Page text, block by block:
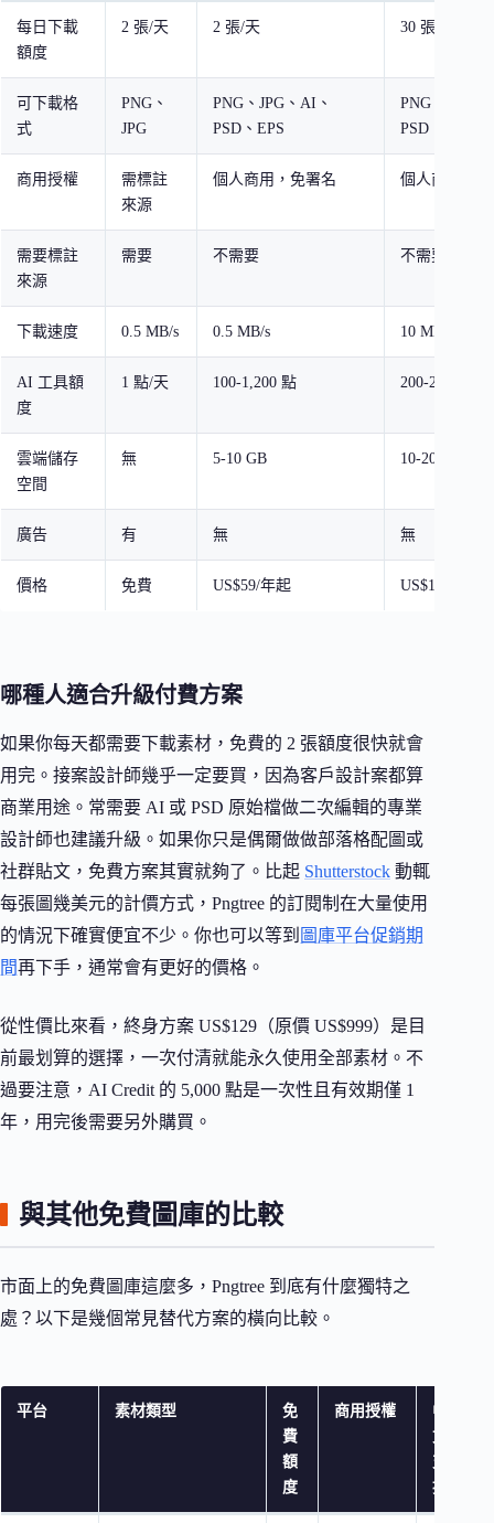
每日下載
額度
2 張/天 2 張/天 30 張/天到無
可下載格
式
PNG、
JPG
PNG、JPG、AI、
PSD、EPS
PNG、JPG、
PSD、EPS
商用授權
需標註
來源
個人商用，免署名 個人商用，
需要標註
來源
需要 不需要 不需要
下載速度 0.5 MB/s 0.5 MB/s 10 MB/s
AI 工具額
度
1 點/天 100-1,200 點 200-2,400 點
雲端儲存
空間
無 5-10 GB 10-20 GB
廣告 有 無 無
價格 免費 US$59/年起 US$179/年起
哪種人適合升級付費方案
如果你每天都需要下載素材，免費的 2 張額度很快就會
用完。接案設計師幾乎一定要買，因為客戶設計案都算
商業用途。常需要 AI 或 PSD 原始檔做二次編輯的專業
設計師也建議升級。如果你只是偶爾做做部落格配圖或
社群貼文，免費方案其實就夠了。比起 Shutterstock 動輒
每張圖幾美元的計價方式，Pngtree 的訂閱制在大量使用
的情況下確實便宜不少。你也可以等到 圖庫平台促銷期
間再下手，通常會有更好的價格。
從性價比來看，終身方案 US$129（原價 US$999）是目
前最划算的選擇，一次付清就能永久使用全部素材。不
過要注意，AI Credit 的 5,000 點是一次性且有效期僅 1
年，用完後需要另外購買。
與其他免費圖庫的比較
市面上的免費圖庫這麼多，Pngtree 到底有什麼獨特之
處？以下是幾個常見替代方案的橫向比較。
平台 素材類型
免
費
額
度
商用授權
中
文
支
援